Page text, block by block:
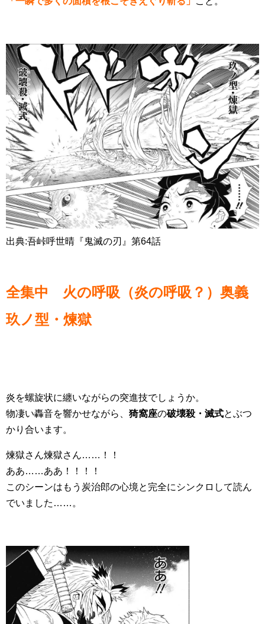
出典:吾峠呼世晴『鬼滅の刃』第64話
全集中 火の呼吸（炎の呼吸？）奥義
玖ノ型・煉獄
炎を螺旋状に纏いながらの突進技でしょうか。
物凄い轟音を響かせながら、 猗窩座の破壊殺・滅式とぶつ
かり合います。
煉獄さん煉獄さん……！！
ああ……ああ！！！！
このシーンはもう炭治郎の心境と完全にシンクロして読ん
でいました……。